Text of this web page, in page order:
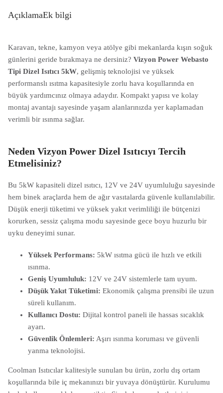
AçıklamaEk bilgi
Karavan, tekne, kamyon veya atölye gibi mekanlarda kışın soğuk
günlerini geride bırakmaya ne dersiniz? Vizyon Power Webasto
Tipi Dizel Isıtıcı 5kW, gelişmiş teknolojisi ve yüksek
performanslı ısıtma kapasitesiyle zorlu hava koşullarında en
büyük yardımcınız olmaya adaydır. Kompakt yapısı ve kolay
montaj avantajı sayesinde yaşam alanlarınızda yer kaplamadan
verimli bir ısınma sağlar.
Neden Vizyon Power Dizel Isıtıcıyı Tercih
Etmelisiniz?
Bu 5kW kapasiteli dizel ısıtıcı, 12V ve 24V uyumluluğu sayesinde
hem binek araçlarda hem de ağır vasıtalarda güvenle kullanılabilir.
Düşük enerji tüketimi ve yüksek yakıt verimliliği ile bütçenizi
korurken, sessiz çalışma modu sayesinde gece boyu huzurlu bir
uyku deneyimi sunar.
Yüksek Performans: 5kW ısıtma gücü ile hızlı ve etkili
ısınma.
Geniş Uyumluluk: 12V ve 24V sistemlerle tam uyum.
Düşük Yakıt Tüketimi: Ekonomik çalışma prensibi ile uzun
süreli kullanım.
Kullanıcı Dostu: Dijital kontrol paneli ile hassas sıcaklık
ayarı.
Güvenlik Önlemleri: Aşırı ısınma koruması ve güvenli
yanma teknolojisi.
Coolman Isıtıcılar kalitesiyle sunulan bu ürün, zorlu dış ortam
koşullarında bile iç mekanınızı bir yuvaya dönüştürür. Kurulumu